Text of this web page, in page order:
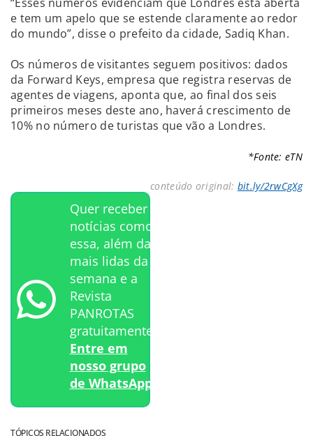
e tem um apelo que se estende claramente ao redor
do mundo”, disse o prefeito da cidade, Sadiq Khan.
Os números de visitantes seguem positivos: dados
da Forward Keys, empresa que registra reservas de
agentes de viagens, aponta que, ao final dos seis
primeiros meses deste ano, haverá crescimento de
10% no número de turistas que vão a Londres.
*Fonte: eTN
conteúdo original: bit.ly/2rwCgXg
Quer receber
notícias como
essa, além das
mais lidas da
semana e a
Revista
PANROTAS
gratuitamente?
Entre em
nosso grupo
de WhatsApp.
TÓPICOS RELACIONADOS